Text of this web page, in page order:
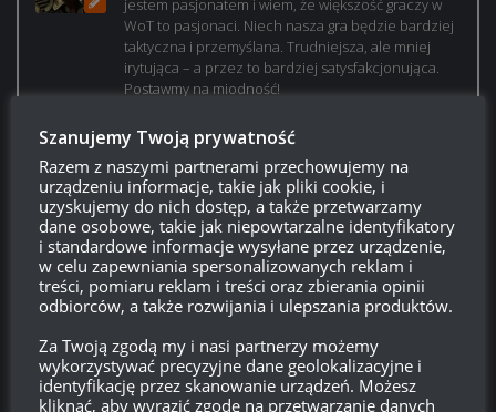
jestem pasjonatem i wiem, że większość graczy w
WoT to pasjonaci. Niech nasza gra będzie bardziej
taktyczna i przemyślana. Trudniejsza, ale mniej
irytująca – a przez to bardziej satysfakcjonująca.
Postawmy na miodność!
Login
Szanujemy Twoją prywatność
Razem z naszymi partnerami przechowujemy na
urządzeniu informacje, takie jak pliki cookie, i
uzyskujemy do nich dostęp, a także przetwarzamy
dane osobowe, takie jak niepowtarzalne identyfikatory
i standardowe informacje wysyłane przez urządzenie,
w celu zapewniania spersonalizowanych reklam i
treści, pomiaru reklam i treści oraz zbierania opinii
odbiorców, a także rozwijania i ulepszania produktów.
Za Twoją zgodą my i nasi partnerzy możemy
wykorzystywać precyzyjne dane geolokalizacyjne i
identyfikację przez skanowanie urządzeń. Możesz
kliknąć, aby wyrazić zgodę na przetwarzanie danych